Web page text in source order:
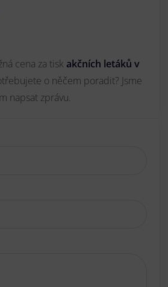
cena za tisk akčních letáků v
o něčem poradit? Jsme
napsat zprávu.